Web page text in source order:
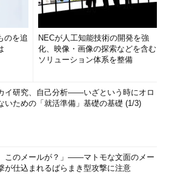
コマンド（
メンタルバックアップ）」にも対応して
前回実行したバックアップに対し、変
ックアップする方法を差分バックアッ
プと呼ぶ。
のを追
NECが人工知能技術の開発を強
化、映像・画像の探索などを含む
ソリューション体系を整備
イ研究、自己分析――いざという時にオロ
いための「就活準備」基礎の基礎 (1/3)
このメールが？」――マトモな文面のメー
が仕込まれるばらまき型攻撃に注意